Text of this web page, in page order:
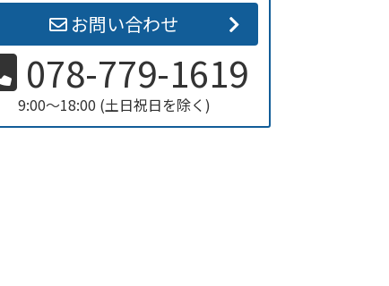
お問い合わせ
078-779-1619
9:00～18:00 (土日祝日を除く)